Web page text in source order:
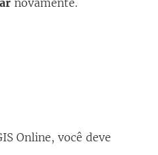
novamente.
Online, você deve